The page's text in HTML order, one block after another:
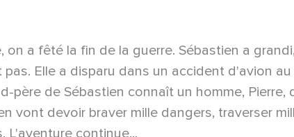
a fêté la fin de la guerre. Sébastien a
Elle a disparu dans un accident d'avion
père de Sébastien connaît un homme, Pierre,
vont devoir braver mille dangers, traverser
L'aventure continue...